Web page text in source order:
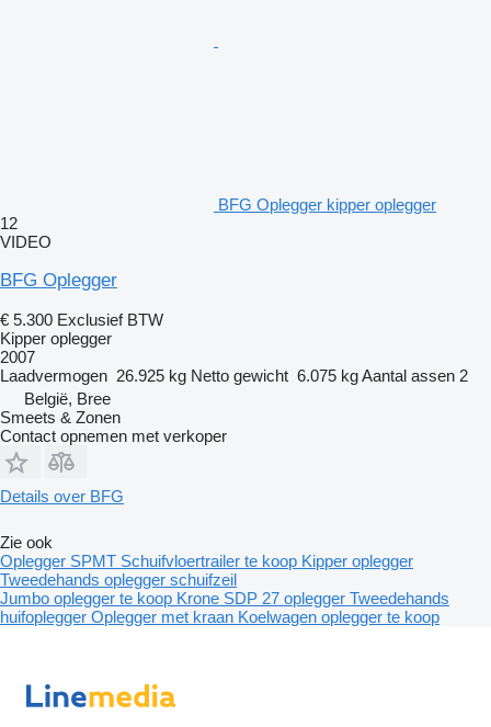
BFG Oplegger kipper oplegger
12
VIDEO
BFG Oplegger
€ 5.300 Exclusief BTW
Kipper oplegger
2007
Laadvermogen 26.925 kg Netto gewicht 6.075 kgAantal assen 2
België, Bree
Smeets & Zonen
Contact opnemen met verkoper
Details over BFG
Zie ook
Oplegger SPMT Schuifvloertrailer te koop Kipper oplegger
Tweedehands oplegger schuifzeil
Jumbo oplegger te koop Krone SDP 27 oplegger Tweedehands
huifoplegger Oplegger met kraan Koelwagen oplegger te koop